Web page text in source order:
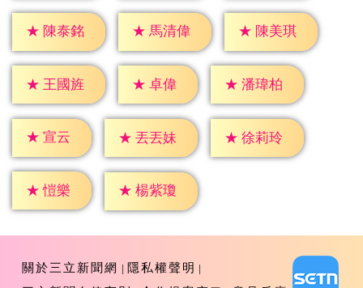
★ 陳泰銘 ★ 馬清偉 ★ 陳美琪
★ 王國旌 ★ 卓偉 ★ 潘瑋柏
★ 宣云 ★ 丟丟妹 ★ 徐莉玲
★ 愷樂 ★ 楊紫瓊
關於三立新聞網
隱私權聲明